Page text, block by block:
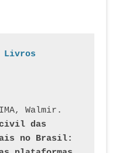
Livros
civil das
no Brasil: